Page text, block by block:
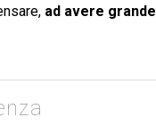
ad avere grande